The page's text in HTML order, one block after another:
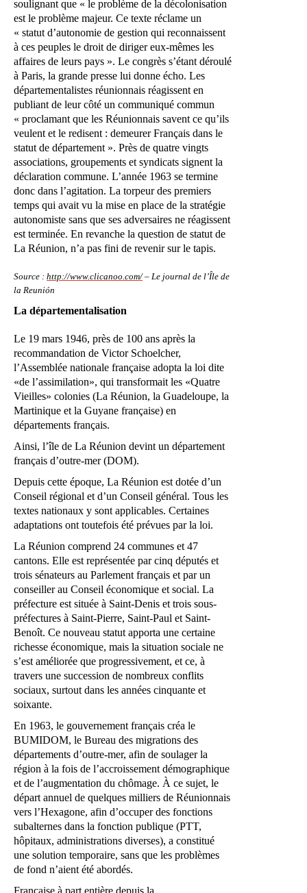
soulignant que « le problème de la décolonisation
est le problème majeur. Ce texte réclame un
« statut d’autonomie de gestion qui reconnaissent
à ces peuples le droit de diriger eux-mêmes les
affaires de leurs pays ». Le congrès s’étant déroulé
à Paris, la grande presse lui donne écho. Les
départementalistes réunionnais réagissent en
publiant de leur côté un communiqué commun
« proclamant que les Réunionnais savent ce qu’ils
veulent et le redisent : demeurer Français dans le
statut de département ». Près de quatre vingts
associations, groupements et syndicats signent la
déclaration commune. L’année 1963 se termine
donc dans l’agitation. La torpeur des premiers
temps qui avait vu la mise en place de la stratégie
autonomiste sans que ses adversaires ne réagissent
est terminée. En revanche la question de statut de
La Réunion, n’a pas fini de revenir sur le tapis.
Source : http://www.clicanoo.com/– Le journal de l’Île de
la Reunión
La départementalisation
Le 19 mars 1946, près de 100 ans après la
recommandation de Victor Schoelcher,
l’Assemblée nationale française adopta la loi dite
«de l’assimilation», qui transformait les «Quatre
Vieilles» colonies (La Réunion, la Guadeloupe, la
Martinique et la Guyane française) en
départements français.
Ainsi, l’île de La Réunion devint un département
français d’outre-mer (DOM).
Depuis cette époque, La Réunion est dotée d’un
Conseil régional et d’un Conseil général. Tous les
textes nationaux y sont applicables. Certaines
adaptations ont toutefois été prévues par la loi.
La Réunion comprend 24 communes et 47
cantons. Elle est représentée par cinq députés et
trois sénateurs au Parlement français et par un
conseiller au Conseil économique et social. La
préfecture est située à Saint-Denis et trois sous-
préfectures à Saint-Pierre, Saint-Paul et Saint-
Benoît. Ce nouveau statut apporta une certaine
richesse économique, mais la situation sociale ne
s’est améliorée que progressivement, et ce, à
travers une succession de nombreux conflits
sociaux, surtout dans les années cinquante et
soixante.
En 1963, le gouvernement français créa le
BUMIDOM, le Bureau des migrations des
départements d’outre-mer, afin de soulager la
région à la fois de l’accroissement démographique
et de l’augmentation du chômage. À ce sujet, le
départ annuel de quelques milliers de Réunionnais
vers l’Hexagone, afin d’occuper des fonctions
subalternes dans la fonction publique (PTT,
hôpitaux, administrations diverses), a constitué
une solution temporaire, sans que les problèmes
de fond n’aient été abordés.
Française à part entière depuis la